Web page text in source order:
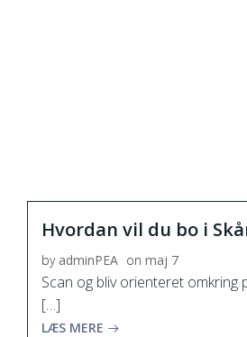
Hvordan vil du bo i
by adminPEA on maj 7
Scan og bliv orienteret omkring
[…]
LÆS MERE